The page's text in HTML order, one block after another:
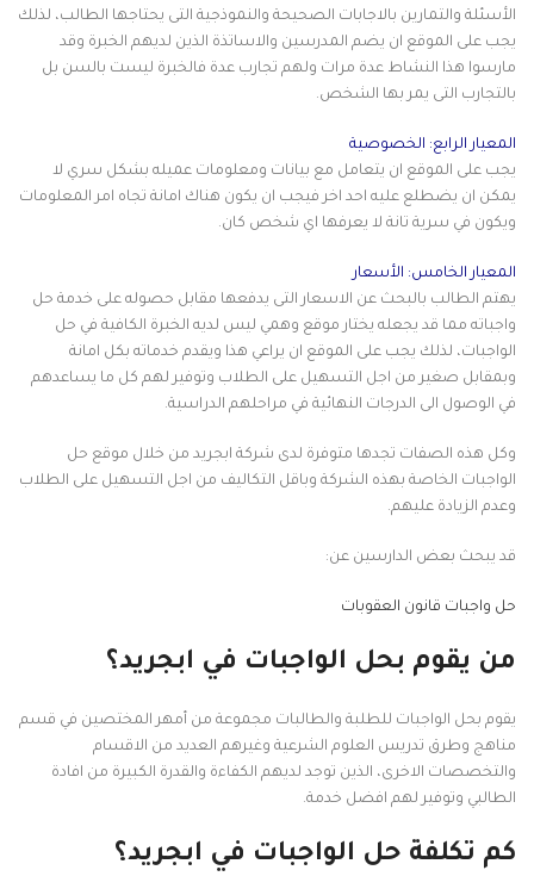
الأسئلة والتمارين بالاجابات الصحيحة والنموذجية التى يحتاجها الطالب، لذلك
يجب على الموقع ان يضم المدرسين والاساتذة الذين لديهم الخبرة وقد
مارسوا هذا النشاط عدة مرات ولهم تجارب عدة فالخبرة ليست بالسن بل
بالتجارب التى يمر بها الشخص.
المعيار الرابع: الخصوصية
يجب على الموقع ان يتعامل مع بيانات ومعلومات عميله بشكل سري لا
يمكن ان يضطلع عليه احد اخر فيجب ان يكون هناك امانة تجاه امر المعلومات
ويكون في سرية تانة لا يعرفها اي شخص كان.
المعيار الخامس: الأسعار
يهتم الطالب بالبحث عن الاسعار التى يدفعها مقابل حصوله على خدمة حل
واجباته مما قد يجعله يختار موقع وهمي ليس لديه الخبرة الكافية في حل
الواجبات، لذلك يجب على الموقع ان يراعي هذا ويقدم خدماته بكل امانة
وبمقابل صغير من اجل التسهيل على الطلاب وتوفير لهم كل ما يساعدهم
في الوصول الى الدرجات النهائية في مراحلهم الدراسية.
وكل هذه الصفات تجدها متوفرة لدى شركة ابجريد من خلال موقع حل
الواجبات الخاصة بهذه الشركة وباقل التكاليف من اجل التسهيل على الطلاب
وعدم الزيادة عليهم.
قد يبحث بعض الدارسين عن:
حل واجبات قانون العقوبات
من يقوم بحل الواجبات في ابجريد؟
يقوم بحل الواجبات للطلبة والطالبات مجموعة من أمهر المختصين في قسم
مناهج وطرق تدريس العلوم الشرعية وغيرهم العديد من الاقسام
والتخصصات الاخرى، الذين توجد لديهم الكفاءة والقدرة الكبيرة من افادة
الطالبي وتوفير لهم افضل خدمة.
كم تكلفة حل الواجبات في ابجريد؟